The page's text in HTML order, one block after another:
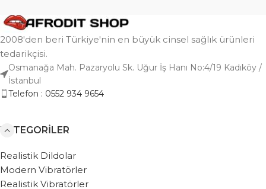
2008'den beri Türkiye'nin en büyük cinsel sağlık ürünleri
tedarikçisi.
Osmanağa Mah. Pazaryolu Sk. Uğur İş Hanı No:4/19 Kadıköy /
İstanbul
Telefon : 0552 934 9654
KATEGORILER
Realistik Dildolar
Modern Vibratörler
Realistik Vibratörler